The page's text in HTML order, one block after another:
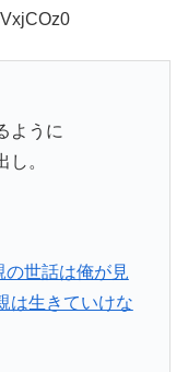
ように
。
の世話は俺が見
は生きていけな